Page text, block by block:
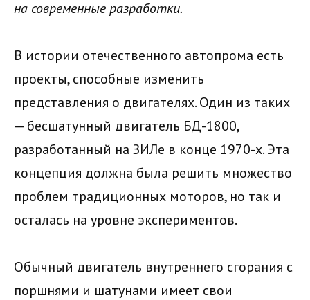
на современные разработки.
В истории отечественного автопрома есть
проекты, способные изменить
представления о двигателях. Один из таких
— бесшатунный двигатель БД-1800,
разработанный на ЗИЛе в конце 1970-х. Эта
концепция должна была решить множество
проблем традиционных моторов, но так и
осталась на уровне экспериментов.
Обычный двигатель внутреннего сгорания с
поршнями и шатунами имеет свои